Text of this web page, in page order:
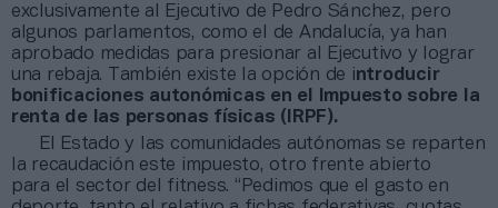
exclusivamente al Ejecutivo de Pedro Sánchez, pero
algunos parlamentos, como el de Andalucía, ya han
aprobado medidas para presionar al Ejecutivo y lograr
una rebaja. También existe la opción de introducir
bonificaciones autonómicas en el Impuesto sobre la
renta de las personas físicas (IRPF).
El Estado y las comunidades autónomas se reparten
la recaudación este impuesto, otro frente abierto
para el sector del fitness. “Pedimos que el gasto en